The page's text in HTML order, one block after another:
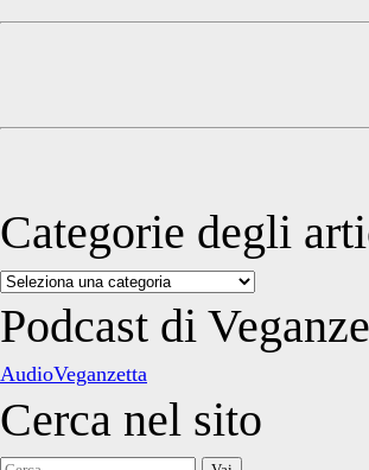
Sidebar
Categorie degli
Categorie
degli
articoli
Podcast di
AudioVeganzetta
Cerca nel sito